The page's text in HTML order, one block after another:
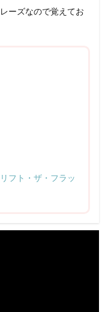
ーズなので覚えてお
フト・ザ・フラッ